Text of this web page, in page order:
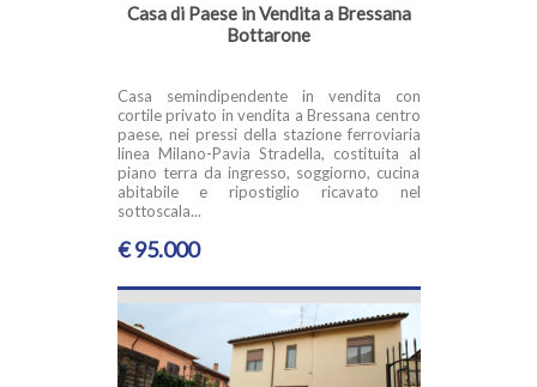
Casa di Paese in Vendita a Bressana
Bottarone
Casa semindipendente in vendita con
cortile privato in vendita a Bressana centro
paese, nei pressi della stazione ferroviaria
linea Milano-Pavia Stradella, costituita al
piano terra da ingresso, soggiorno, cucina
abitabile e ripostiglio ricavato nel
sottoscala...
€ 95.000